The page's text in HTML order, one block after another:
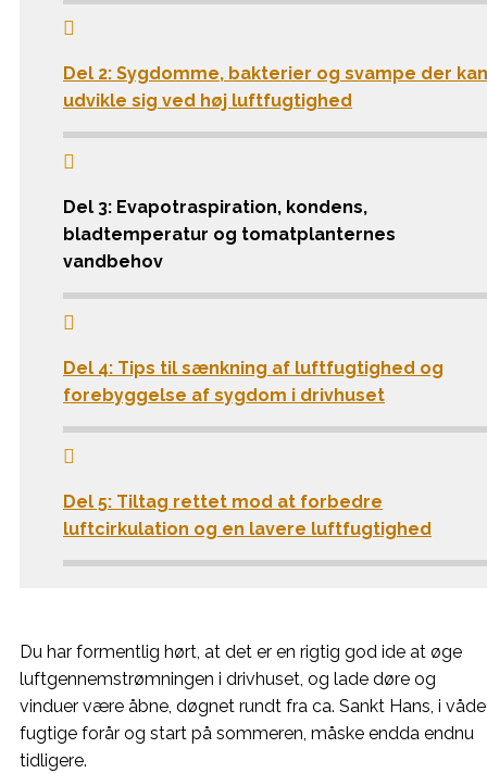

Del 2: Sygdomme, bakterier og svampe der kan
udvikle sig ved høj luftfugtighed

Del 3: Evapotraspiration, kondens,
bladtemperatur og tomatplanternes
vandbehov

Del 4: Tips til sænkning af luftfugtighed og
forebyggelse af sygdom i drivhuset

Del 5: Tiltag rettet mod at forbedre
luftcirkulation og en lavere luftfugtighed
Du har formentlig hørt, at det er en rigtig god ide at øge
luftgennemstrømningen i drivhuset, og lade døre og
vinduer være åbne, døgnet rundt fra ca. Sankt Hans, i våde
fugtige forår og start på sommeren, måske endda endnu
tidligere.